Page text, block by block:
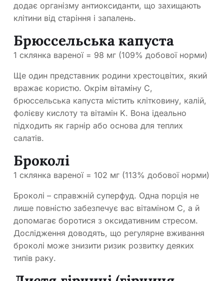
додає організму антиоксиданти, що захищають
клітини від старіння і запалень.
Брюссельська капуста
1 склянка вареної = 98 мг (109% добової норми)
Ще один представник родини хрестоцвітих, який
вражає користю. Окрім вітаміну С,
брюссельська капуста містить клітковину, калій,
фолієву кислоту та вітамін K. Вона ідеально
підходить як гарнір або основа для теплих
салатів.
Броколі
1 склянка вареної = 102 мг (113% добової норми)
Броколі – справжній суперфуд. Одна порція не
лише повністю забезпечує вас вітаміном С, а й
допомагає боротися з оксидативним стресом.
Дослідження доводять, що регулярне вживання
броколі може знизити ризик розвитку деяких
типів раку.